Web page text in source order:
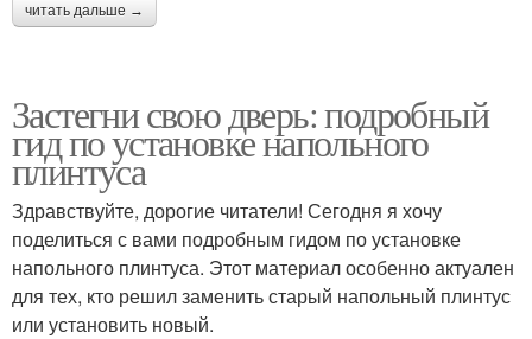
читать дальше →
Застегни свою дверь: подробный
гид по установке напольного
плинтуса
Здравствуйте, дорогие читатели! Сегодня я хочу
поделиться с вами подробным гидом по установке
напольного плинтуса. Этот материал особенно актуален
для тех, кто решил заменить старый напольный плинтус
или установить новый.